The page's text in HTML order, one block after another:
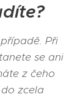
Při
se ani
z čeho
zcela